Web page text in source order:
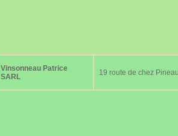
Vinsonneau Patrice
SARL
19 route de chez